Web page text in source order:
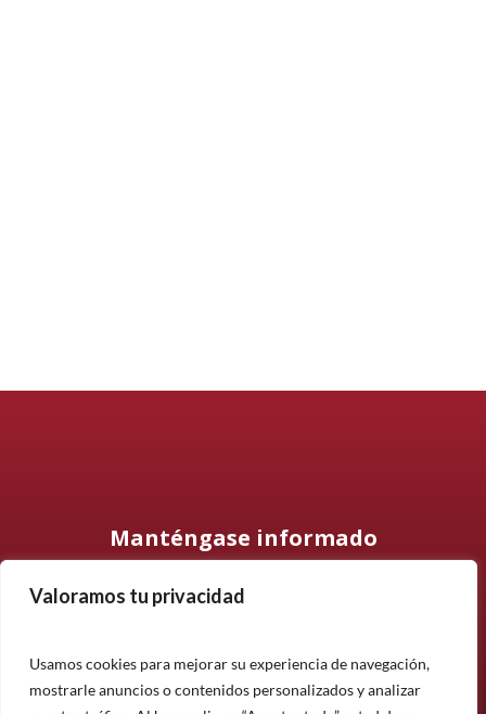
Valoramos tu privacidad
Usamos cookies para mejorar su experiencia de navegación,
mostrarle anuncios o contenidos personalizados y analizar
Manténgase informado
Suscríbase a nuestro boletín informativo y manténgase
noticias.